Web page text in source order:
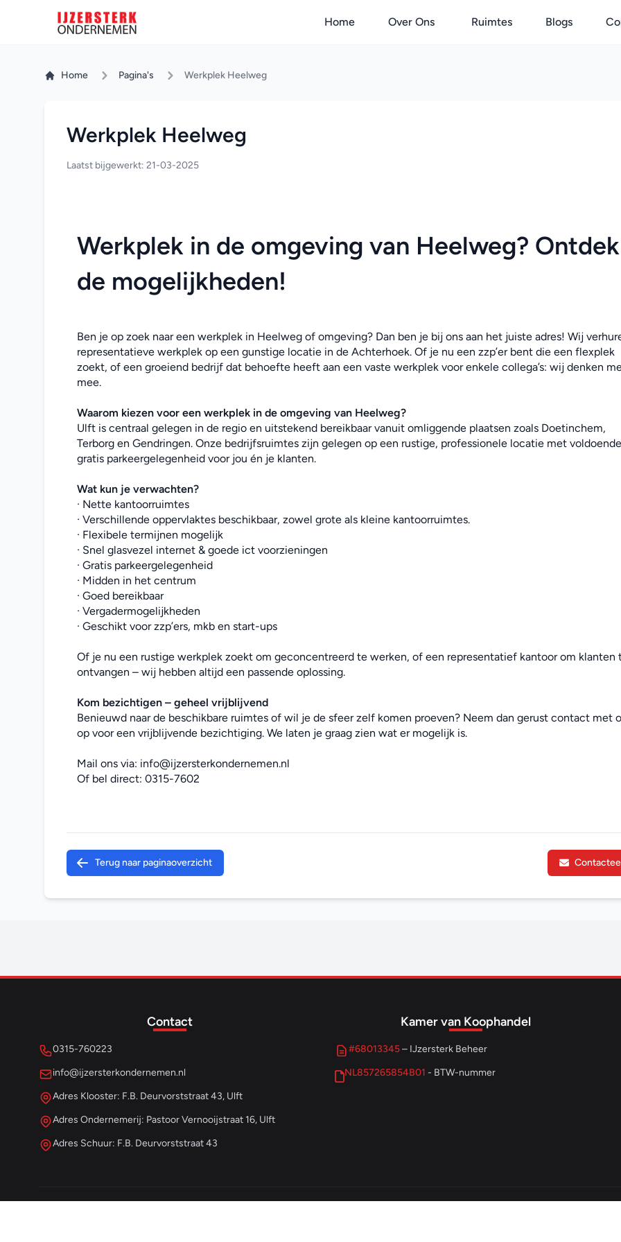
Home Over Ons Ruimtes Blogs
Home Pagina's Werkplek Heelweg
Werkplek Heelweg
Laatst bijgewerkt: 21-03-2025
Werkplek in de omgeving van Heelweg? Ontdek
de mogelijkheden!
Ben je op zoek naar een werkplek in Heelweg of omgeving? Dan ben je bij ons aan het juiste adres! Wij
representatieve werkplek op een gunstige locatie in de Achterhoek. Of je nu een zzp’er bent die een flexplek
zoekt, of een groeiend bedrijf dat behoefte heeft aan een vaste werkplek voor enkele collega’s: wij denken
mee.
Waarom kiezen voor een werkplek in de omgeving van Heelweg?
Ulft is centraal gelegen in de regio en uitstekend bereikbaar vanuit omliggende plaatsen zoals Doetinchem,
Terborg en Gendringen. Onze bedrijfsruimtes zijn gelegen op een rustige, professionele locatie met voldoende
gratis parkeergelegenheid voor jou én je klanten.
Wat kun je verwachten?
· Nette kantoorruimtes
· Verschillende oppervlaktes beschikbaar, zowel grote als kleine kantoorruimtes.
· Flexibele termijnen mogelijk
· Snel glasvezel internet & goede ict voorzieningen
· Gratis parkeergelegenheid
· Midden in het centrum
· Goed bereikbaar
· Vergadermogelijkheden
· Geschikt voor zzp’ers, mkb en start-ups
Of je nu een rustige werkplek zoekt om geconcentreerd te werken, of een representatief kantoor om klanten
ontvangen – wij hebben altijd een passende oplossing.
Kom bezichtigen – geheel vrijblijvend
Benieuwd naar de beschikbare ruimtes of wil je de sfeer zelf komen proeven? Neem dan gerust contact met
op voor een vrijblijvende bezichtiging. We laten je graag zien wat er mogelijk is.
Mail ons via: info@ijzersterkondernemen.nl
Of bel direct: 0315-7602
Terug naar paginaoverzicht
Contact
0315-760223
info@ijzersterkondernemen.nl
Adres Klooster: F.B. Deurvorststraat 43, Ulft
Adres Ondernemerij: Pastoor Vernooijstraat 16, Ulft
Adres Schuur: F.B. Deurvorststraat 43
Kamer van Koophandel
#68013345– IJzersterk Beheer
NL857265854B01 - BTW-nummer